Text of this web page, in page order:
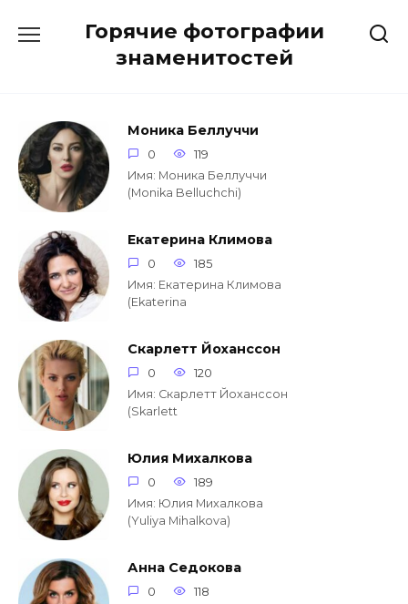
Горячие фотографии
знаменитостей
Моника Беллуччи
0
119
Имя: Моника Беллуччи
(Monika Belluchchi)
Екатерина Климова
0
185
Имя: Екатерина Климова
(Ekaterina
Скарлетт Йоханссон
0
120
Имя: Скарлетт Йоханссон
(Skarlett
Юлия Михалкова
0
189
Имя: Юлия Михалкова
(Yuliya Mihalkova)
Анна Седокова
0
118